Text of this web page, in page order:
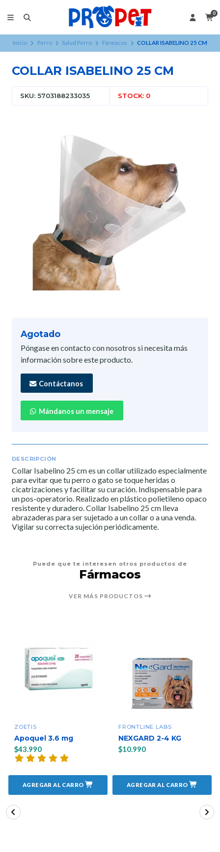
0
Inicio Perro Salud Perro Fármacos COLLAR ISABELINO 25 CM
COLLAR ISABELINO 25 CM
SKU: 5703188233035 STOCK: 0
Agotado
Póngase en contacto con nosotros si necesita más
información sobre este producto.
Contáctanos
Mándanos un mensaje
DESCRIPCIÓN
Collar Isabelino 25 cm es un collar utilizado especialmente
para evitar que tu perro o gato se toque heridas o
cicatrizaciones y facilitar su curación. Indispensable para
un pos-operatorio. Realizado en plástico polietileno opaco
resistente y duradero. Collar Isabelino 25 cm lleva
abrazaderas para ser sujetado a un collar o a una venda.
Vigilar su correcta sujeción periódicamente.
Puede que te interesen otros productos de
Fármacos
VER MÁS PRODUCTOS
ZOETIS
Apoquel 3.6 mg
$43.990
AGREGAR AL CARRO
FRONTLINE LABS
NEXGARD 2-4 KG
$10.990
AGREGAR AL CARRO